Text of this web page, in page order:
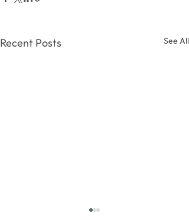
Recent Posts See All